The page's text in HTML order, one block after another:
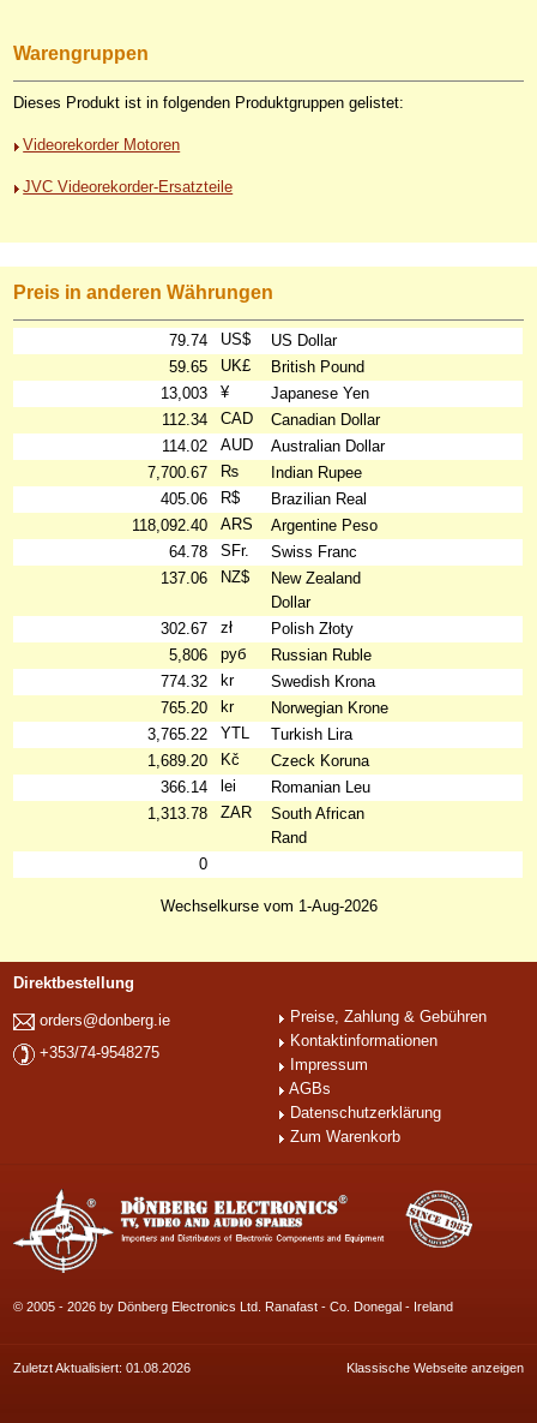
Warengruppen
Dieses Produkt ist in folgenden Produktgruppen gelistet:
Videorekorder Motoren
JVC Videorekorder-Ersatzteile
Preis in anderen Währungen
79.74 US$
US Dollar
59.65
UK£
British Pound
13,003
¥
Japanese Yen
112.34
CAD
Canadian Dollar
114.02
AUD
Australian Dollar
7,700.67
₨
Indian Rupee
405.06
R$
Brazilian Real
118,092.40
ARS
Argentine Peso
64.78
SFr.
Swiss Franc
137.06
NZ$
New Zealand
Dollar
302.67
zł
Polish Złoty
5,806
руб
Russian Ruble
774.32
kr
Swedish Krona
765.20
kr
Norwegian Krone
3,765.22
YTL
Turkish Lira
1,689.20
Kč
Czeck Koruna
366.14
lei
Romanian Leu
1,313.78
ZAR
South African
Rand
0
Wechselkurse vom 1-Aug-2026
Direktbestellung
orders@donberg.ie
+353/74-9548275
Preise, Zahlung & Gebühren
Kontaktinformationen
Impressum
AGBs
Datenschutzerklärung
Zum Warenkorb
© 2005 - 2026 by Dönberg Electronics Ltd. Ranafast - Co. Donegal - Ireland
Zuletzt Aktualisiert: 01.08.2026 Klassische Webseite anzeigen